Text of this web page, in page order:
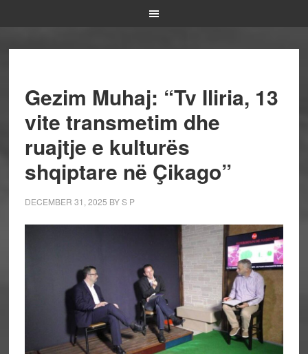
Gezim Muhaj: “Tv Iliria, 13
vite transmetim dhe
ruajtje e kulturës
shqiptare në Çikago”
DECEMBER 31, 2025 BYS P